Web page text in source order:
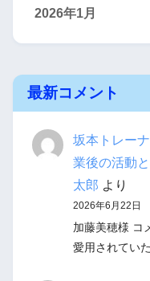
2026年1月
最新コメント
坂本トレー
業後の活動
太郎 より
2026年6月22日
加藤美穂様 コ
愛用されてい